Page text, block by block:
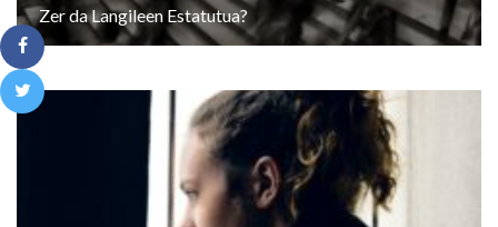
Zer da Langileen Estatutua?